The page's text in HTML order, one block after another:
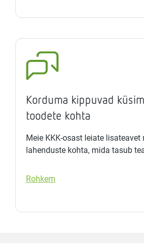
Korduma kippuvad
toodete kohta
Meie KKK-osast leiate lisateavet
lahenduste kohta, mida tasub
Rohkem